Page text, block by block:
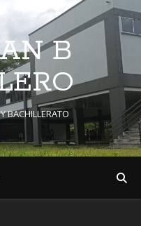
B
BACHILLERATO